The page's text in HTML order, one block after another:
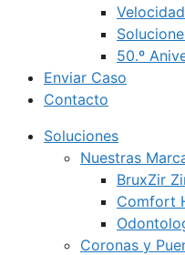
50.º
Enviar Caso
Contacto
Soluciones
Nuestras
BruxZir
Comfort
Coronas y